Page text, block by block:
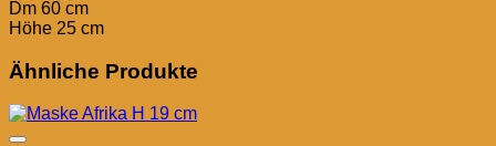
Dm 60 cm
Höhe 25 cm
Ähnliche Produkte